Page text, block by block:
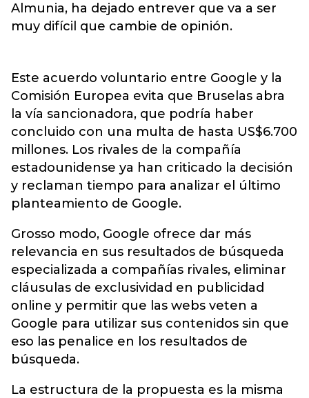
Almunia, ha dejado entrever que va a ser
muy difícil que cambie de opinión.
Este acuerdo voluntario entre Google y la
Comisión Europea evita que Bruselas abra
la vía sancionadora, que podría haber
concluido con una multa de hasta US$6.700
millones. Los rivales de la compañía
estadounidense ya han criticado la decisión
y reclaman tiempo para analizar el último
planteamiento de Google.
Grosso modo, Google ofrece dar más
relevancia en sus resultados de búsqueda
especializada a compañías rivales, eliminar
cláusulas de exclusividad en publicidad
online y permitir que las webs veten a
Google para utilizar sus contenidos sin que
eso las penalice en los resultados de
búsqueda.
La estructura de la propuesta es la misma